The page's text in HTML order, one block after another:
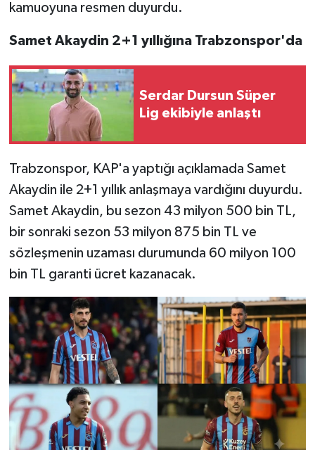
kamuoyuna resmen duyurdu.
Samet Akaydin 2+1 yıllığına Trabzonspor'da
Serdar Dursun Süper
Lig ekibiyle anlaştı
Trabzonspor, KAP'a yaptığı açıklamada Samet
Akaydin ile 2+1 yıllık anlaşmaya vardığını duyurdu.
Samet Akaydin, bu sezon 43 milyon 500 bin TL,
bir sonraki sezon 53 milyon 875 bin TL ve
sözleşmenin uzaması durumunda 60 milyon 100
bin TL garanti ücret kazanacak.